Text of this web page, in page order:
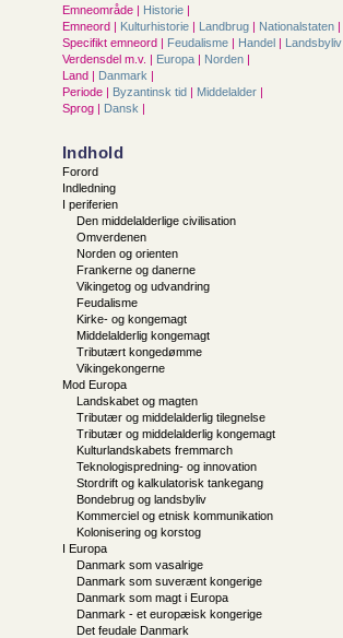
Emneområde | Historie |
Emneord | Kulturhistorie | Landbrug | Nationalstaten |
Specifikt emneord | Feudalisme | Handel | Landsbyliv
Verdensdel m.v. | Europa | Norden |
Land | Danmark |
Periode | Byzantinsk tid | Middelalder |
Sprog | Dansk |
Indhold
Forord
Indledning
I periferien
Den middelalderlige civilisation
Omverdenen
Norden og orienten
Frankerne og danerne
Vikingetog og udvandring
Feudalisme
Kirke- og kongemagt
Middelalderlig kongemagt
Tributært kongedømme
Vikingekongerne
Mod Europa
Landskabet og magten
Tributær og middelalderlig tilegnelse
Tributær og middelalderlig kongemagt
Kulturlandskabets fremmarch
Teknologispredning- og innovation
Stordrift og kalkulatorisk tankegang
Bondebrug og landsbyliv
Kommerciel og etnisk kommunikation
Kolonisering og korstog
I Europa
Danmark som vasalrige
Danmark som suverænt kongerige
Danmark som magt i Europa
Danmark - et europæisk kongerige
Det feudale Danmark